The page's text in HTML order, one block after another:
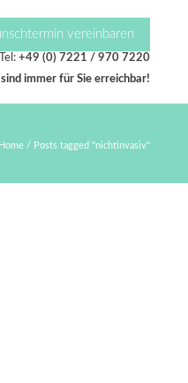
vereinbaren
Tel: +49 (0) 7221 / 970 7220
immer für Sie erreichbar!
Home / Posts tagged "nichtinvasiv"